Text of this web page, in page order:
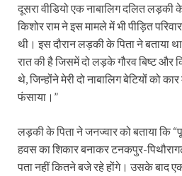
दूसरा वीडियो एक नाबालिग दलित लड़की
किशोर राम ने इस मामले में भी पीड़ित
थी। इस दौरान लड़की के पिता ने बताया
रात की है जिसमें दो लड़के गौरव बिष्ट और
थे, जिन्होंने मेरी दो नाबालिग बेटियों को
फंसाया।”
लड़की के पिता ने जनज्वार को बताया कि
हवस का शिकार बनाकर टनकपुर-
पता नहीं कितने बजे रहे होंगे। उसके बाद